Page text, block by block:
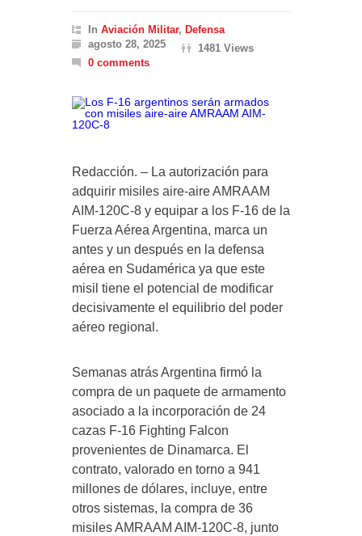
In Aviación Militar, Defensa
agosto 28, 2025
1481 Views
0 comments
Redacción. – La autorización para
adquirir misiles aire-aire AMRAAM
AIM-120C-8 y equipar a los F-16 de la
Fuerza Aérea Argentina, marca un
antes y un después en la defensa
aérea en Sudamérica ya que este
misil tiene el potencial de modificar
decisivamente el equilibrio del poder
aéreo regional.
Semanas atrás Argentina firmó la
compra de un paquete de armamento
asociado a la incorporación de 24
cazas F-16 Fighting Falcon
provenientes de Dinamarca. El
contrato, valorado en torno a 941
millones de dólares, incluye, entre
otros sistemas, la compra de 36
misiles AMRAAM AIM-120C-8, junto